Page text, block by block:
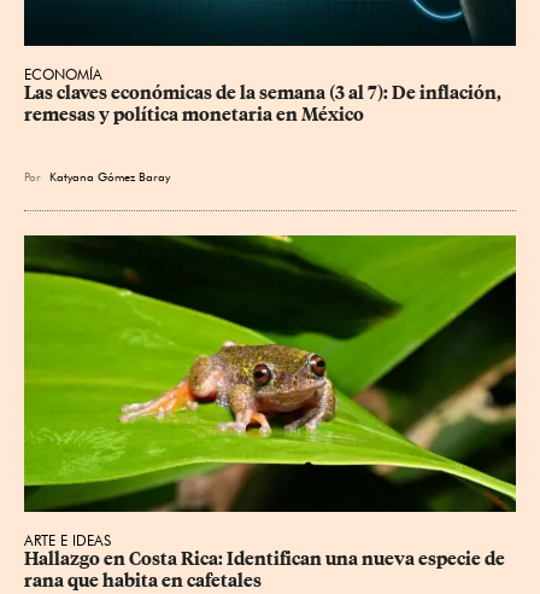
ECONOMÍA
Las claves económicas de la semana (3 al 7): De inflación,
remesas y política monetaria en México
Por Katyana Gómez Baray
ARTE E IDEAS
Hallazgo en Costa Rica: Identifican una nueva especie de
rana que habita en cafetales